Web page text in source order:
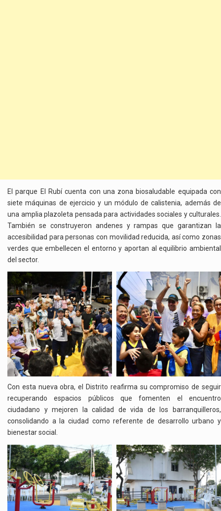
El parque El Rubí cuenta con una zona biosaludable equipada con
siete máquinas de ejercicio y un módulo de calistenia, además de
una amplia plazoleta pensada para actividades sociales y culturales.
También se construyeron andenes y rampas que garantizan la
accesibilidad para personas con movilidad reducida, así como zonas
verdes que embellecen el entorno y aportan al equilibrio ambiental
del sector.
Con esta nueva obra, el Distrito reafirma su compromiso de seguir
recuperando espacios públicos que fomenten el encuentro
ciudadano y mejoren la calidad de vida de los barranquilleros,
consolidando a la ciudad como referente de desarrollo urbano y
bienestar social.